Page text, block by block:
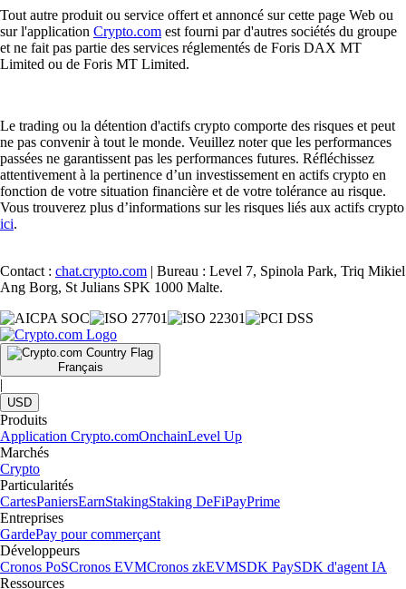
Tout autre produit ou service offert et annoncé sur cette page Web ou
sur l'application Crypto.com est fourni par d'autres sociétés du groupe
et ne fait pas partie des services réglementés de Foris DAX MT
Limited ou de Foris MT Limited.
Le trading ou la détention d'actifs crypto comporte des risques et peut
ne pas convenir à tout le monde. Veuillez noter que les performances
passées ne garantissent pas les performances futures. Réfléchissez
attentivement à la pertinence d’un investissement en actifs crypto en
fonction de votre situation financière et de votre tolérance au risque.
Vous trouverez plus d’informations sur les risques liés aux actifs crypto
ici.
Contact : chat.crypto.com | Bureau : Level 7, Spinola Park, Triq Mikiel
Ang Borg, St Julians SPK 1000 Malte.
Français
|
USD
Produits
Application Crypto.comOnchainLevel Up
Marchés
Crypto
Particularités
CartesPaniersEarnStakingStaking DeFiPayPrime
Entreprises
GardePay pour commerçant
Développeurs
Cronos PoSCronos EVMCronos zkEVMSDK PaySDK d'agent IA
Ressources